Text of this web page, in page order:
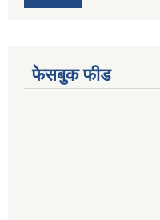
फेसबुक फीड